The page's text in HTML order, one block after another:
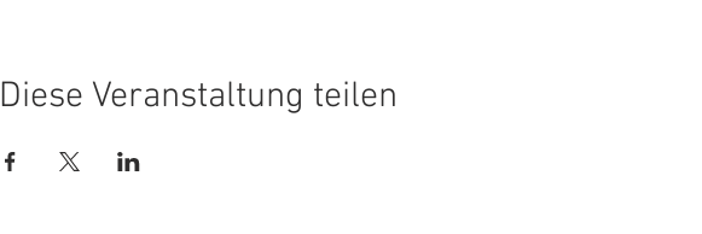
Diese Veranstaltung teilen